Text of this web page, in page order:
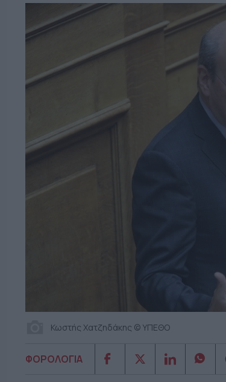
Κωστής Χατζηδάκης © ΥΠΕΘΟ
ΦΟΡΟΛΟΓΙΑ